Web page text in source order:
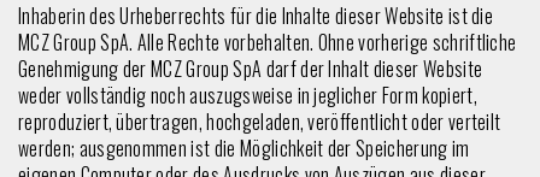
Inhaberin des Urheberrechts für die Inhalte dieser Website ist die
MCZ Group SpA. Alle Rechte vorbehalten. Ohne vorherige schriftliche
Genehmigung der MCZ Group SpA darf der Inhalt dieser Website
weder vollständig noch auszugsweise in jeglicher Form kopiert,
reproduziert, übertragen, hochgeladen, veröffentlicht oder verteilt
werden; ausgenommen ist die Möglichkeit der Speicherung im